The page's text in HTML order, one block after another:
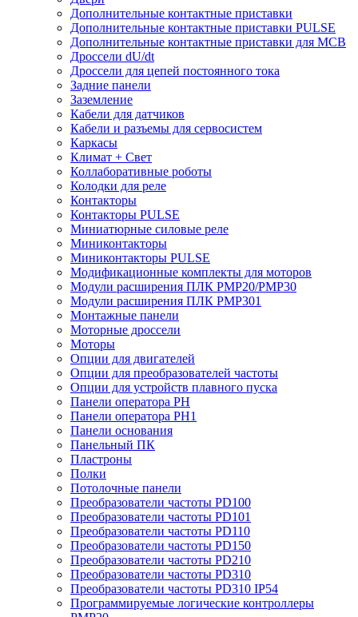
Дополнительные контактные приставки
Дополнительные контактные приставки PULSE
Дополнительные контактные приставки для MCB
Дроссели dU/dt
Дроссели для цепей постоянного тока
Задние панели
Заземление
Кабели для датчиков
Кабели и разъемы для сервосистем
Каркасы
Климат + Свет
Коллаборативные роботы
Колодки для реле
Контакторы
Контакторы PULSE
Миниатюрные силовые реле
Миниконтакторы
Миниконтакторы PULSE
Модификационные комплекты для моторов
Модули расширения ПЛК PMP20/PMP30
Модули расширения ПЛК PMP301
Монтажные панели
Моторные дроссели
Моторы
Опции для двигателей
Опции для преобразователей частоты
Опции для устройств плавного пуска
Панели оператора PH
Панели оператора PH1
Панели основания
Панельный ПК
Пластроны
Полки
Потолочные панели
Преобразователи частоты PD100
Преобразователи частоты PD101
Преобразователи частоты PD110
Преобразователи частоты PD150
Преобразователи частоты PD210
Преобразователи частоты PD310
Преобразователи частоты PD310 IP54
Программируемые логические контроллеры